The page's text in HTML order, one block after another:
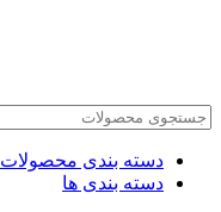
دسته بندی محصولات
دسته بندی ها